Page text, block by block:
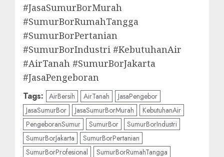
#JasaSumurBorMurah
#SumurBorRumahTangga
#SumurBorPertanian
#SumurBorIndustri #KebutuhanAir
#AirTanah #SumurBorJakarta
#JasaPengeboran
Tags: AirBersih AirTanah
JasaPengebor
JasaSumurBor
JasaSumurBorMurah
KebutuhanAir
PengeboranSumur
SumurBor
SumurBorIndustri
SumurBorJakarta
SumurBorPertanian
SumurBorProfesional
SumurBorRumahTangga